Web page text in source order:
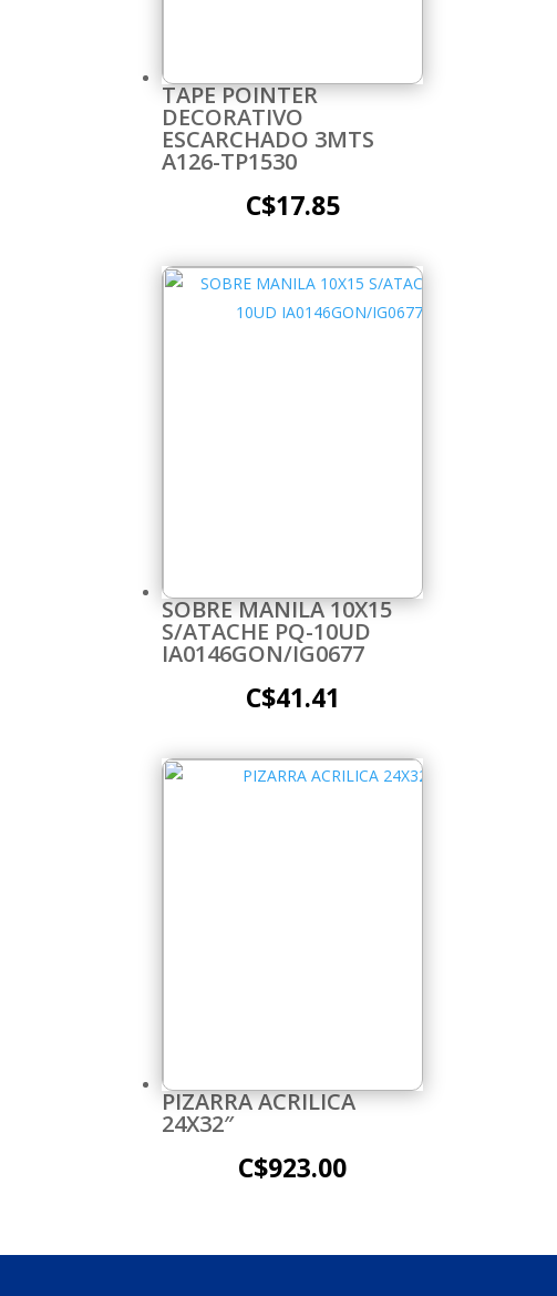
TAPE POINTER
DECORATIVO
ESCARCHADO 3MTS
A126-TP1530
C$17.85
SOBRE MANILA 10X15
S/ATACHE PQ-10UD
IA0146GON/IG0677
C$41.41
PIZARRA ACRILICA
24X32″
C$923.00